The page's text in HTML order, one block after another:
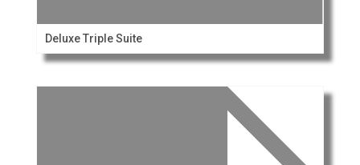
Deluxe Triple Suite